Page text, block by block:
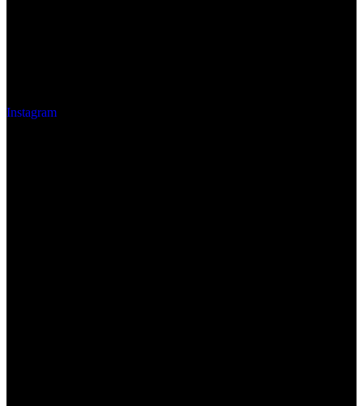
Instagram